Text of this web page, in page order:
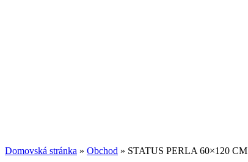
Domovská stránka » Obchod » STATUS PERLA 60×120 CM